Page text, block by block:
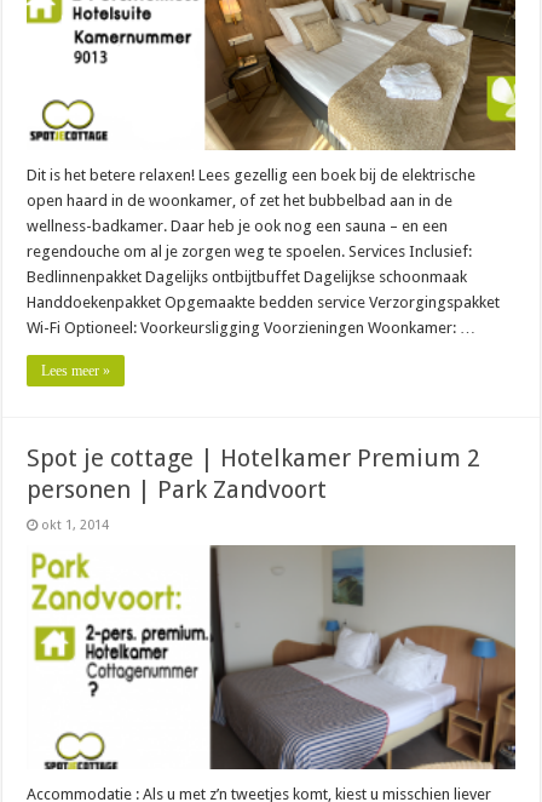
Dit is het betere relaxen! Lees gezellig een boek bij de elektrische
open haard in de woonkamer, of zet het bubbelbad aan in de
wellness-badkamer. Daar heb je ook nog een sauna – en een
regendouche om al je zorgen weg te spoelen. Services Inclusief:
Bedlinnenpakket Dagelijks ontbijtbuffet Dagelijkse schoonmaak
Handdoekenpakket Opgemaakte bedden service Verzorgingspakket
Wi-Fi Optioneel: Voorkeursligging Voorzieningen Woonkamer: …
Lees meer »
Spot je cottage | Hotelkamer Premium 2
personen | Park Zandvoort
okt 1, 2014
Accommodatie : Als u met z’n tweetjes komt, kiest u misschien liever